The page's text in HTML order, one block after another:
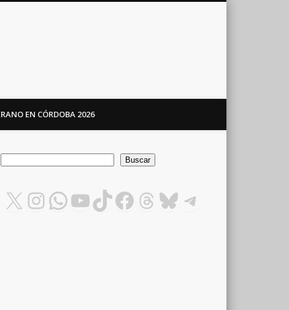
EN CÓRDOBA 2026
Buscar
X Instagram
WhatsApp
YouTube
TikTok
Facebook
Threads
Bluesky
Telegram